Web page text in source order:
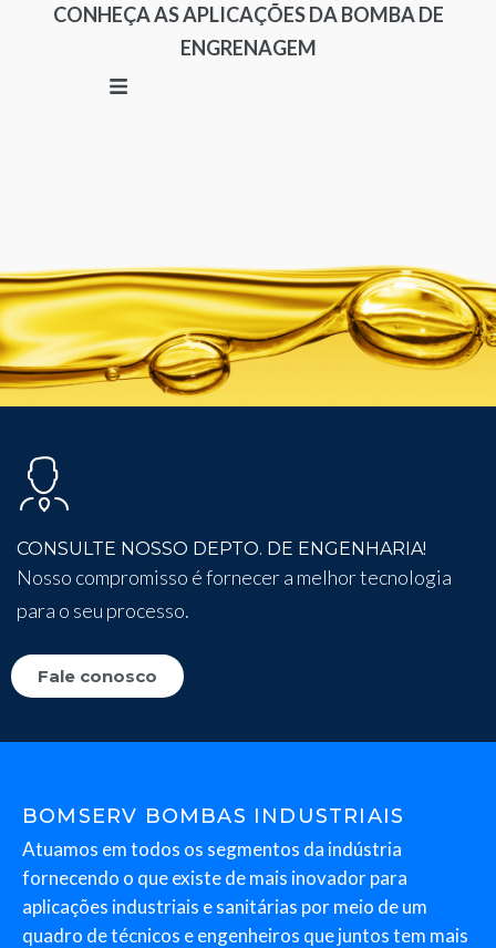
CONHEÇA AS APLICAÇÕES DA BOMBA DE
ENGRENAGEM
CONSULTE NOSSO DEPTO. DE ENGENHARIA!
Nosso compromisso é fornecer a melhor tecnologia
para o seu processo.
Fale conosco
BOMSERV BOMBAS INDUSTRIAIS
Atuamos em todos os segmentos da indústria
fornecendo o que existe de mais inovador para
aplicações industriais e sanitárias por meio de um
quadro de técnicos e engenheiros que juntos tem mais